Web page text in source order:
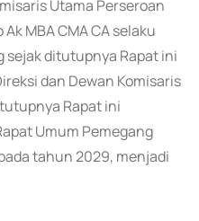
Utama Perseroan
MBA CMA CA selaku
ditutupnya Rapat ini
dan Dewan Komisaris
Rapat ini
Umum Pemegang
tahun 2029, menjadi